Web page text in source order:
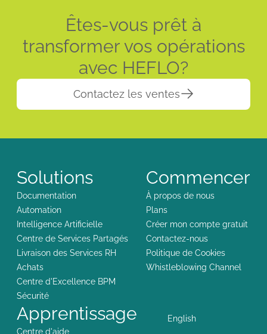
Êtes-vous prêt à
transformer vos opérations
avec HEFLO?
Contactez les ventes
Solutions
Documentation
Automation
Intelligence Artificielle
Centre de Services Partagés
Livraison des Services RH
Achats
Centre d'Excellence BPM
Sécurité
Commencer
À propos de nous
Plans
Créer mon compte gratuit
Contactez-nous
Politique de Cookies
Whistleblowing Channel
Apprentissage
Centre d'aide
English